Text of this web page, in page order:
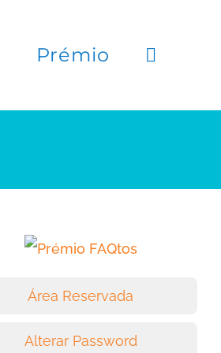
Prémio
Área Reservada
Alterar Password